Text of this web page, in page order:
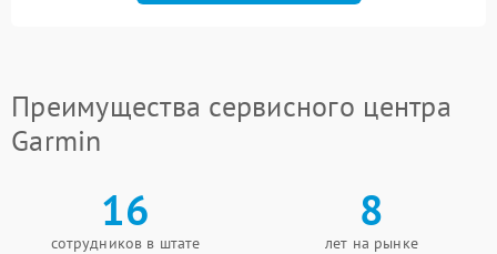
Преимущества сервисного центра
Garmin
16
сотрудников в штате
8
лет на рынке